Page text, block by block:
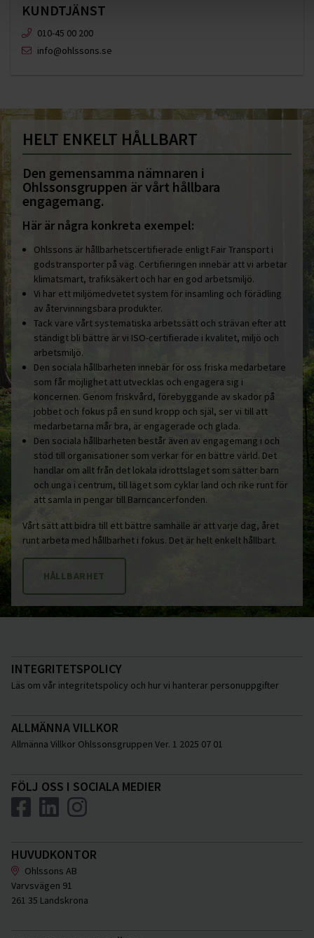
KUNDTJÄNST
010-45 00 200​
info@ohlssons.se
HELT ENKELT HÅLLBART
Den gemensamma nämnaren i
Ohlssonsgruppen är vårt hållbara
engagemang.
Här är några konkreta exempel:
Ohlssons är hållbarhetscertifierade enligt Fair Transport i
godstransporter på väg. Certifieringen innebär att vi arbetar
klimatsmart, trafiksäkert och har en god arbetsmiljö.
Vi har ett miljömedvetet system för insamling och förädling
av återvinningsbara produkter.
Tack vare vårt systematiska arbetssätt och strävan efter att
ständigt bli bättre är vi ISO-certifierade i kvalitet, miljö och
arbetsmiljö.
Den sociala hållbarheten innebär för oss friska medarbetare
som får möjlighet att utvecklas och engagera sig i
koncernen. Genom friskvård, förebyggande av skador på
jobbet och fokus på en sund kropp och själ, ser vi till att
medarbetarna mår bra, är engagerade och glada.
Den sociala hållbarheten består även av engagemang i och
stöd till organisationer som verkar för en bättre värld. Det
handlar om allt från det lokala idrottslaget som sätter barn
och unga i centrum, till laget som cyklar land och rike runt för
att samla in pengar till Barncancerfonden.
Vårt sätt att bidra till ett bättre samhälle är att varje dag, året
runt arbeta med hållbarhet i fokus. Det är helt enkelt hållbart.
HÅLLBARHET
INTEGRITETSPOLICY
Läs om vår integritetspolicy och hur vi hanterar personuppgifter
ALLMÄNNA VILLKOR
Allmänna Villkor Ohlssonsgruppen Ver. 1 2025 07 01
FÖLJ OSS I SOCIALA MEDIER
HUVUDKONTOR
Ohlssons AB
Varvsvägen 91
261 35 Landskrona